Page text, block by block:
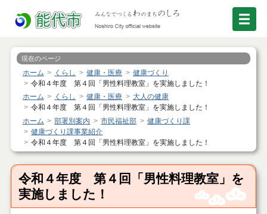
現在のページ
ホーム くらし 健康・医療
健康づくり
令和４年度 第４回「男性料理教室」を実施しました！
ホーム
くらし 健康・医療
大人の健康
令和４年度 第４回「男性料理教室」を実施しました！
ホーム
部署別案内 市民福祉部
健康づくり課
健康づくり課事業紹介
令和４年度 第４回「男性料理教室」を実施しました！
令和４年度 第４回「男性料理教室」を
実施しました！